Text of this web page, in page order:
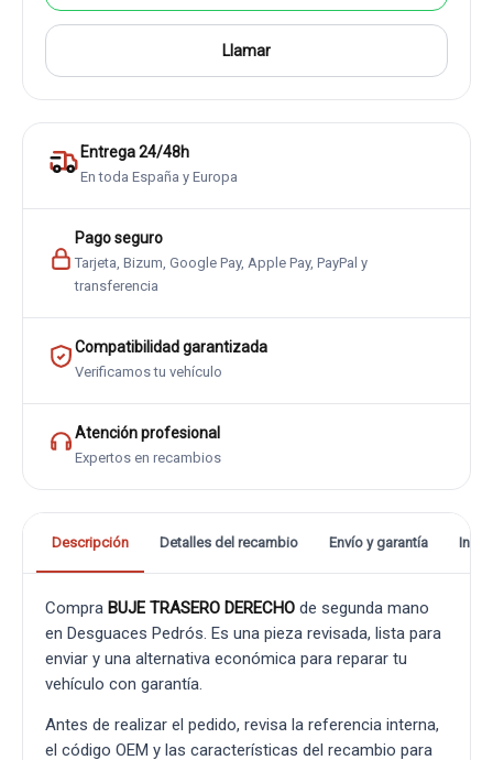
Llamar
Entrega 24/48h
En toda España y Europa
Pago seguro
Tarjeta, Bizum, Google Pay, Apple Pay, PayPal y
transferencia
Compatibilidad garantizada
Verificamos tu vehículo
Atención profesional
Expertos en recambios
Descripción Detalles del recambio Envío y garantía
Compra BUJE TRASERO DERECHO de segunda mano
en Desguaces Pedrós. Es una pieza revisada, lista para
enviar y una alternativa económica para reparar tu
vehículo con garantía.
Antes de realizar el pedido, revisa la referencia interna,
el código OEM y las características del recambio para